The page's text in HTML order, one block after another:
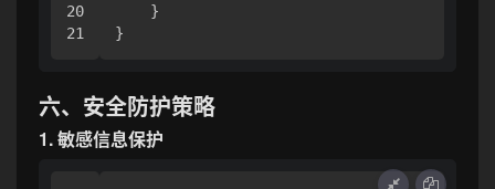
20
    }
六、安全防护策略
1. 敏感信息保护